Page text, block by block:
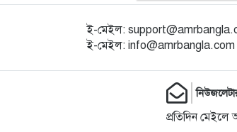
ই-মেইল:
ই-মেইল: info@amrbangla.com
প্রতিদিন